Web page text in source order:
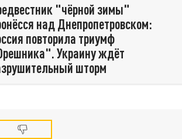
"чёрной зимы"
над Днепропетровском:
повторила триумф
Украину ждёт
шторм